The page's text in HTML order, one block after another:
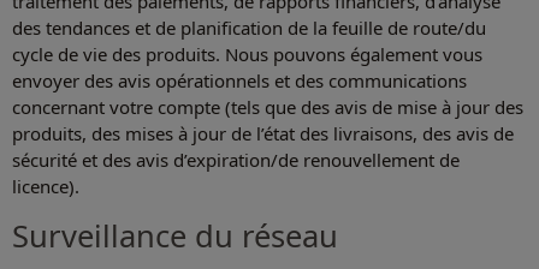
des tendances et de planification de la feuille de route/du
cycle de vie des produits. Nous pouvons également vous
envoyer des avis opérationnels et des communications
concernant votre compte (tels que des avis de mise à jour des
produits, des mises à jour de l’état des livraisons, des avis de
sécurité et des avis d’expiration/de renouvellement de
licence).
Surveillance du réseau